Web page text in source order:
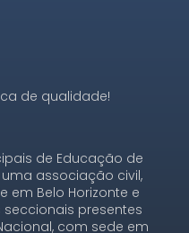
de qualidade!
de Educação de
uma associação civil,
em Belo Horizonte e
presentes
com sede em